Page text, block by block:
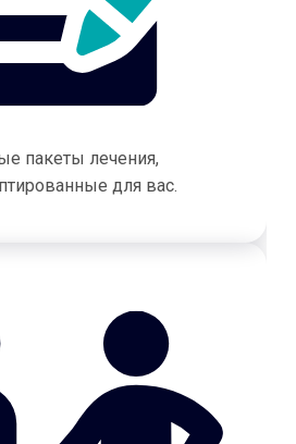
пакеты лечения,
для вас.